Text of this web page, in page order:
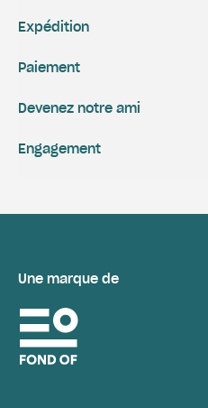
Expédition
Paiement
Engagement
Devenez notre ami
Une marque de